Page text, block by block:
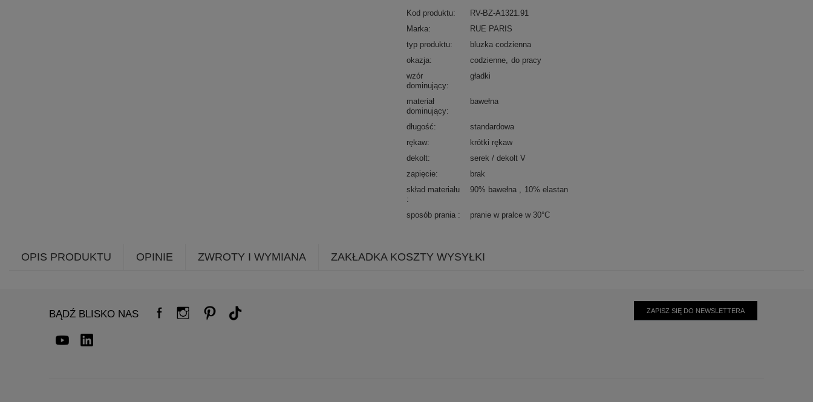
Kod produktu
RV-BZ-A1321.91
Marka
RUE PARIS
typ produktu
bluzka codzienna
okazja
codzienne do pracy
wzór
dominujący
gładki
materiał
dominujący
bawełna
długość
standardowa
rękaw
krótki rękaw
dekolt
serek / dekolt V
zapięcie
brak
skład materiału
90% bawełna 10% elastan
sposób prania pranie w pralce w 30°C
OPIS PRODUKTU OPINIE ZWROTY I WYMIANA ZAKŁADKA KOSZTY WYSYŁKI
BĄDŹ BLISKO NAS ZAPISZ SIĘ DO NEWSLETTERA